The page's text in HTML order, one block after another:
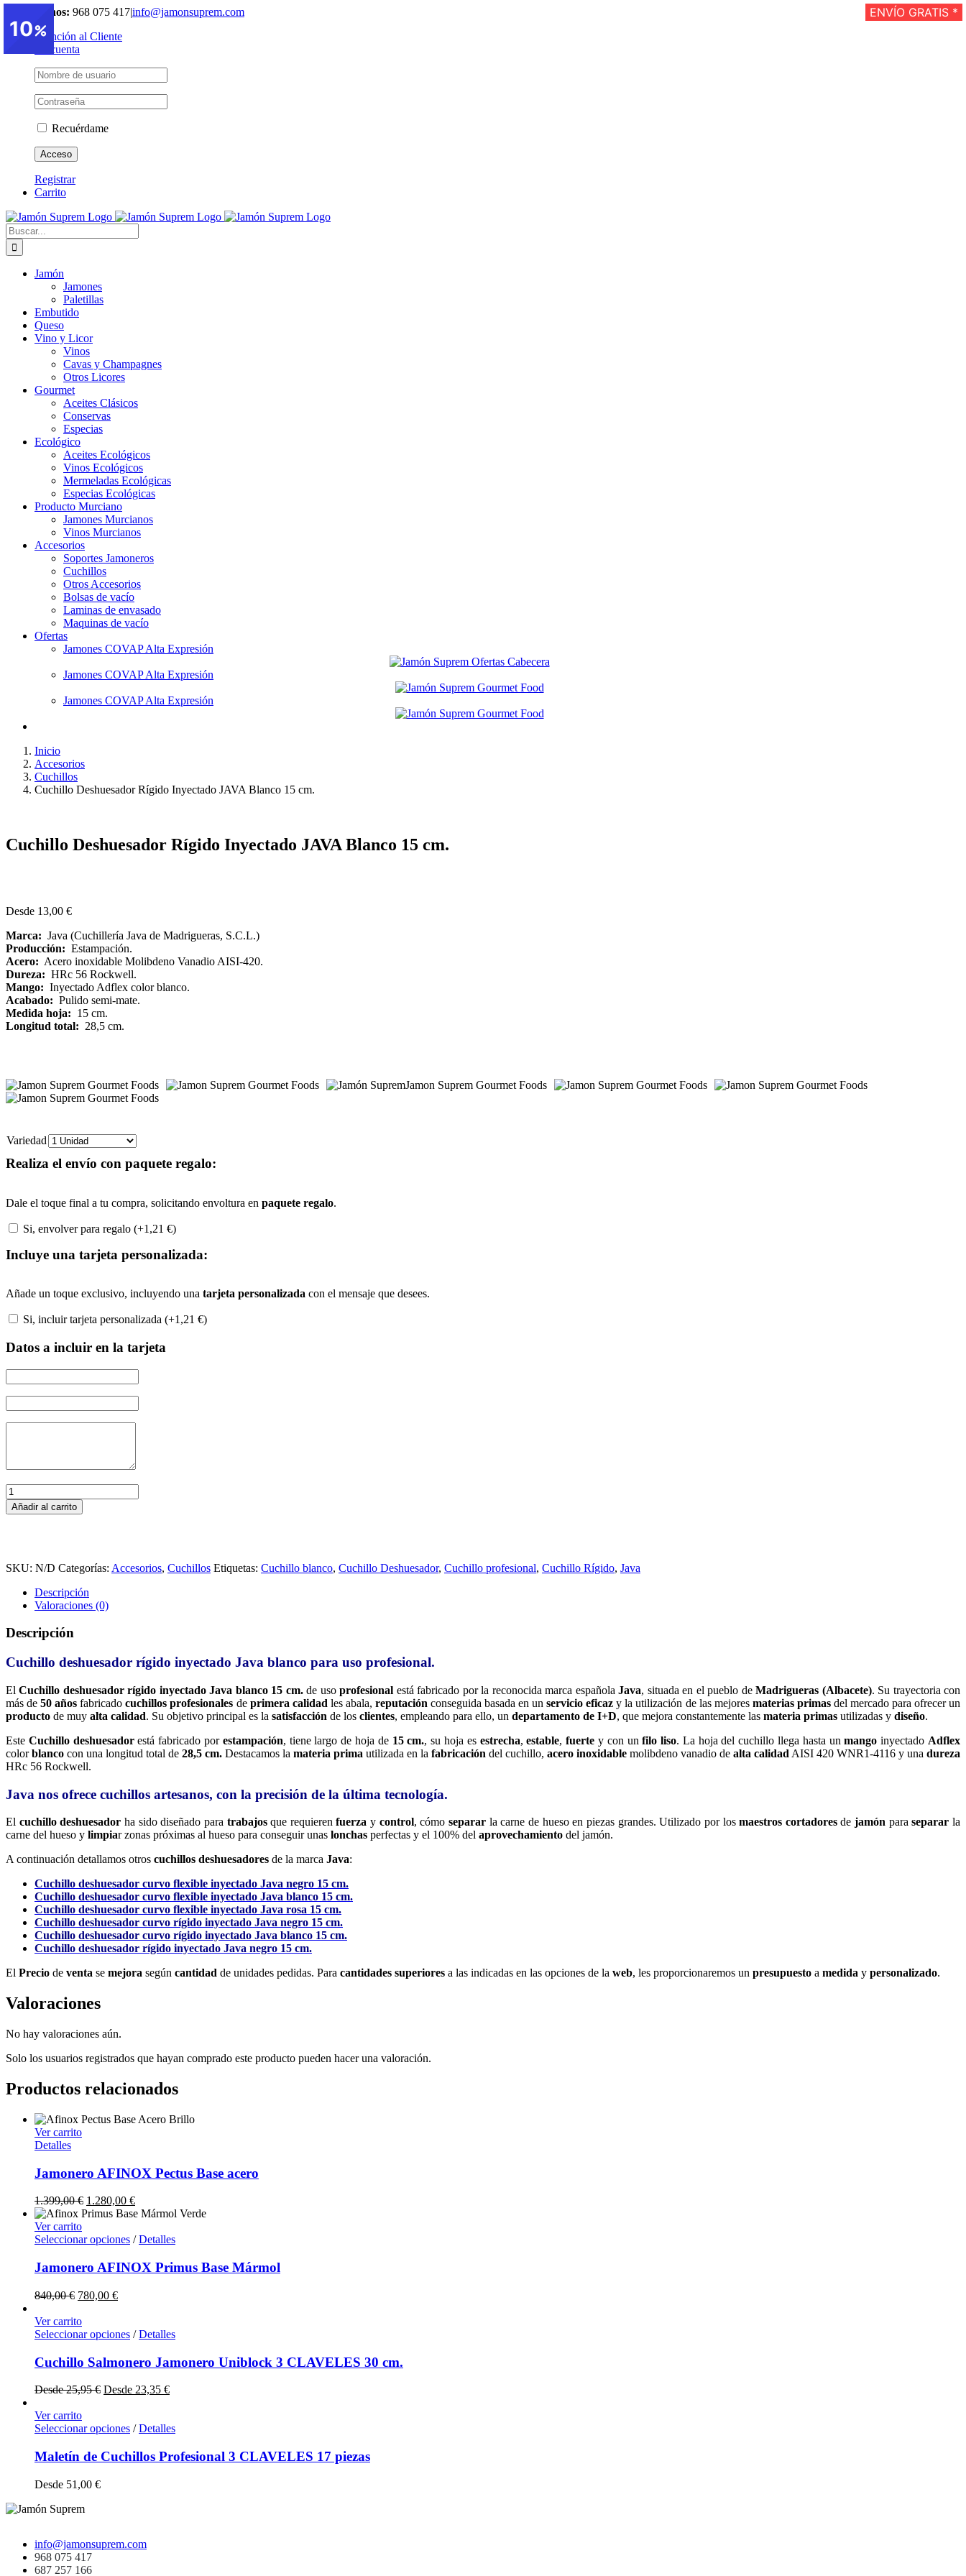
al
contenido
Contáctenos: 968 075 417|info@jamonsuprem.com
Atención al Cliente
Mi cuenta
Recuérdame
Registrar
Carrito
Buscar:
Jamón
Jamones
Paletillas
Embutido
Queso
Vino y Licor
Vinos
Cavas y Champagnes
Otros Licores
Gourmet
Aceites Clásicos
Conservas
Especias
Ecológico
Aceites Ecológicos
Vinos Ecológicos
Mermeladas Ecológicas
Especias Ecológicas
Producto Murciano
Jamones Murcianos
Vinos Murcianos
Accesorios
Soportes Jamoneros
Cuchillos
Otros Accesorios
Bolsas de vacío
Laminas de envasado
Maquinas de vacío
Ofertas
Jamones COVAP Alta Expresión
Jamones COVAP Alta Expresión
Jamones COVAP Alta Expresión
Inicio
Accesorios
Cuchillos
Cuchillo Deshuesador Rígido Inyectado JAVA Blanco 15 cm.
Cuchillo Deshuesador Rígido Inyectado JAVA Blanco 15 cm.
Desde 13,00 €
Marca: Java (Cuchillería Java de Madrigueras, S.C.L.)
Producción: Estampación.
Acero: Acero inoxidable Molibdeno Vanadio AISI-420.
Dureza: HRc 56 Rockwell.
Mango: Inyectado Adflex color blanco.
Acabado: Pulido semi-mate.
Medida hoja: 15 cm.
Longitud total: 28,5 cm.
Variedad
Realiza el envío con paquete regalo:
Dale el toque final a tu compra, solicitando envoltura en paquete regalo.
Si, envolver para regalo (+1,21 €)
Incluye una tarjeta personalizada:
Añade un toque exclusivo, incluyendo una tarjeta personalizada con el mensaje que desees.
Si, incluir tarjeta personalizada (+1,21 €)
Datos a incluir en la tarjeta
Cuchillo
Deshuesador
Rígido
15
cantidad
Añadir al carrito
SKU: N/D Categorías: Accesorios, Cuchillos Etiquetas: Cuchillo blanco, Cuchillo Deshuesador, Cuchillo profesional, Cuchillo Rígido, Java
Descripción
Valoraciones (0)
Descripción
Cuchillo deshuesador rígido inyectado Java blanco para uso profesional.
ElCuchillo deshuesador rígido inyectado Java blanco 15 cm.de usoprofesional está fabricado por la reconocida marca españolaJava, situada en el pueblo deMadrigueras (Albacete). Su trayectoria con
más de 50 años fabricadocuchillos profesionales de primera calidad les abala, reputación conseguida basada en unservicio eficaz y la utilización de las mejoresmaterias primasdel mercado para ofrecer un
producto de muy alta calidad. Su objetivo principal es la satisfacción de los clientes, empleando para ello, un departamento de I+D, que mejora constantemente las materia primas utilizadas y diseño.
Este Cuchillo deshuesadorestá fabricado por estampación, tiene largo de hoja de 15 cm., su hoja es estrecha,estable,fuerte y con unfilo liso. La hoja del cuchillo llega hasta unmango inyectado Adflex
colorblanco con una longitud total de 28,5 cm. Destacamos la materia prima utilizada en la fabricación del cuchillo, acero inoxidable molibdeno vanadio de alta calidad AISI 420 WNR1-4116 y una dureza
HRc 56 Rockwell.
Java nos ofrece cuchillos artesanos, con la precisión de la última tecnología.
El cuchillo deshuesador ha sido diseñado para trabajosque requierenfuerza y control, cómoseparar la carne de hueso en piezas grandes. Utilizado por losmaestros cortadoresdejamón paraseparar la
carne del hueso y limpiar zonas próximas al hueso para conseguir unas lonchas perfectas y el 100% del aprovechamiento del jamón.
A continuación detallamos otros cuchillos deshuesadores de la marca Java:
Cuchillo deshuesador curvo flexible inyectado Java negro 15 cm.
Cuchillo deshuesador curvo flexible inyectado Java blanco 15 cm.
Cuchillo deshuesador curvo flexible inyectado Java rosa 15 cm.
Cuchillo deshuesador curvo rígido inyectado Java negro 15 cm.
Cuchillo deshuesador curvo rígido inyectado Java blanco 15 cm.
Cuchillo deshuesador rígido inyectado Java negro 15 cm.
El Precio de venta se mejora según cantidad de unidades pedidas. Para cantidades superiores a las indicadas en las opciones de la web, les proporcionaremos un presupuesto a medida y personalizado.
Valoraciones
No hay valoraciones aún.
Solo los usuarios registrados que hayan comprado este producto pueden hacer una valoración.
Productos relacionados
ENVÍO GRATIS *
Ver carrito
Detalles
Jamonero AFINOX Pectus Base acero
1.399,00€ 1.280,00 €
ENVÍO GRATIS *
Ver carrito
Seleccionar opciones / Detalles
Jamonero AFINOX Primus Base Mármol
840,00€ 780,00 €
10
Ver carrito
Seleccionar opciones / Detalles
Cuchillo Salmonero Jamonero Uniblock 3 CLAVELES 30 cm.
Desde25,95€ Desde 23,35 €
Ver carrito
Seleccionar opciones / Detalles
Maletín de Cuchillos Profesional 3 CLAVELES 17 piezas
Desde 51,00 €
info@jamonsuprem.com
968 075 417
687 257 166